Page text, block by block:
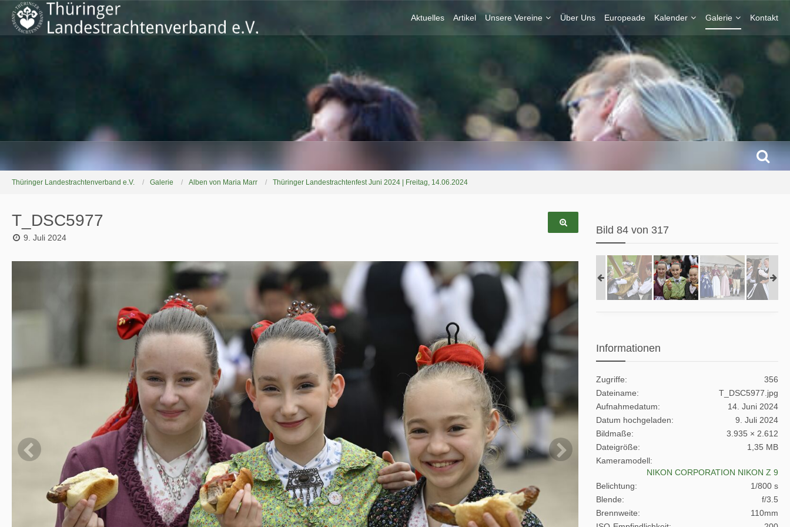
Aktuelles Artikel Unsere Vereine Über Uns Europeade Kalender Galerie Kontakt
Thüringer Landestrachtenverband e.V. Galerie Alben von Maria Marr Thüringer Landestrachtenfest Juni 2024 | Freitag, 14.06.2024
T_DSC5977
9. Juli 2024
Bild 84 von 317
Informationen
Zugriffe
356
Dateiname
T_DSC5977.jpg
Aufnahmedatum
14. Juni 2024
Datum hochgeladen
9. Juli 2024
Bildmaße
3.935 × 2.612
Dateigröße
1,35 MB
Kameramodell
NIKON CORPORATION NIKON Z 9
Belichtung
1/800 s
Blende
f/3.5
Brennweite
110mm